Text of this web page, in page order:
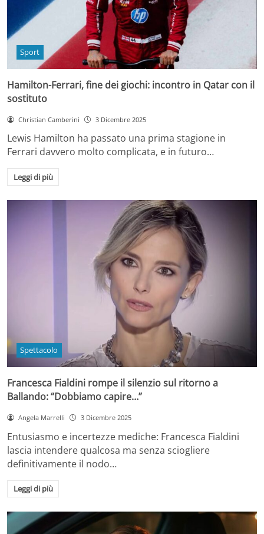
Sport
Hamilton-Ferrari, fine dei giochi: incontro in Qatar con il
sostituto
Christian Camberini 3 Dicembre 2025
Lewis Hamilton ha passato una prima stagione in
Ferrari davvero molto complicata, e in futuro…
Leggi di più
Spettacolo
Francesca Fialdini rompe il silenzio sul ritorno a
Ballando: “Dobbiamo capire…”
Angela Marrelli 3 Dicembre 2025
Entusiasmo e incertezze mediche: Francesca Fialdini
lascia intendere qualcosa ma senza sciogliere
definitivamente il nodo…
Leggi di più